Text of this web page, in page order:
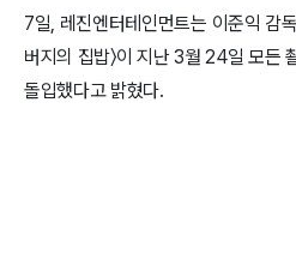
7일, 레진엔터테인먼트는 이준익 감
버지의 집밥〉이 지난 3월 24일 모든
돌입했다고 밝혔다.